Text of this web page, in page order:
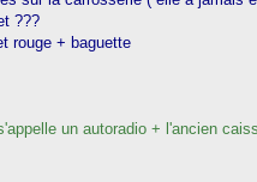
???
rouge + baguette
un autoradio + l'ancien